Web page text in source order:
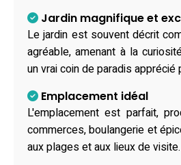
Jardin magnifique et
Le jardin est souvent décrit
agréable, amenant à la
un vrai coin de paradis
Emplacement idéal
L'emplacement est parfait,
commerces, boulangerie et
aux plages et aux lieux de visite.